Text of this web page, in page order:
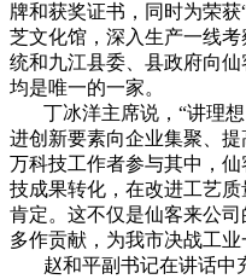
牌和获奖证书，同时为荣
芝文化馆，深入生产一线
统和九江县委、县政府向
均是唯一的一家。
丁冰洋主席说，“讲理想
进创新要素向企业集聚、
万科技工作者参与其中，
技成果转化，在改进工艺
肯定。这不仅是仙客来公
多作贡献，为我市决战工业
赵和平副书记在讲话中充